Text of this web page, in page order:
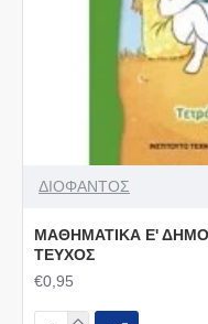
ΔΙΟΦΑΝΤΟΣ
ΜΑΘΗΜΑΤΙΚΑ Ε'
ΤΕΥΧΟΣ
€0,95